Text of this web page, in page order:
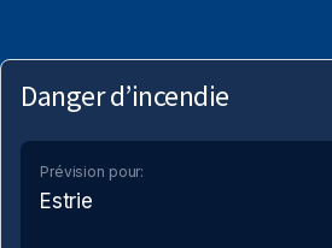
Danger d’incendie
Prévision pour:
Estrie